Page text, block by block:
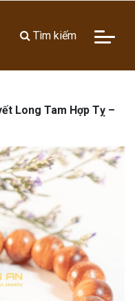
Tìm kiếm
Long Tam Hợp Tỵ –